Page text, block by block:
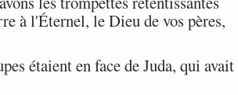
à l'Éternel, le Dieu de vos pères,
étaient en face de Juda, qui avait